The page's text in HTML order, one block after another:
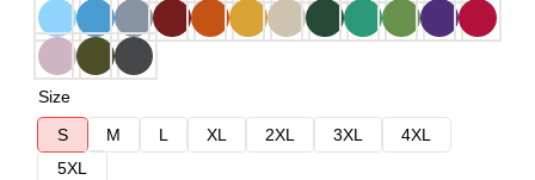
Size
S
M L XL 2XL 3XL
4XL
5XL